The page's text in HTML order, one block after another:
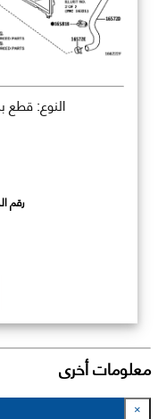
النوع: قطع
رقم
معلومات أخرى
×